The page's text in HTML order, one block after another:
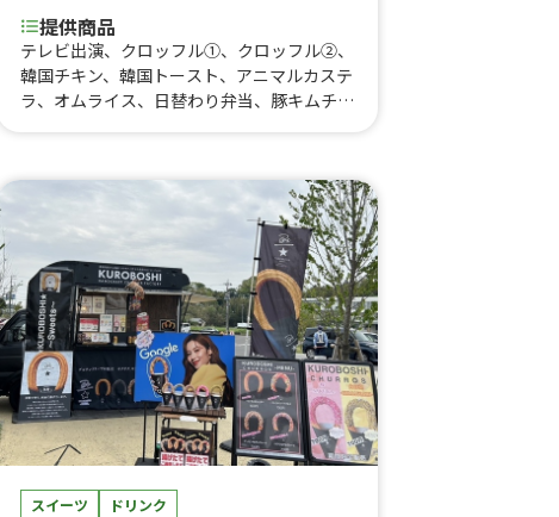
提供商品
テレビ出演、クロッフル①、クロッフル②、
韓国チキン、韓国トースト、アニマルカステ
ラ、オムライス、日替わり弁当、豚キムチ
スイーツ ドリンク